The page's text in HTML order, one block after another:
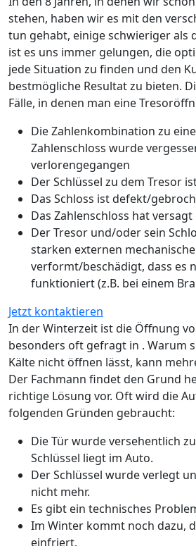
stehen, haben wir es mit den
tun gehabt, einige schwieriger als
ist es uns immer gelungen, die
jede Situation zu finden und den
bestmögliche Resultat zu bieten.
Fälle, in denen man eine
Die Zahlenkombination zu
Zahlenschloss wurde
verlorengegangen
Der Schlüssel zu dem Tresor
Das Schloss ist defekt/
Das Zahlenschloss hat versagt
Der Tresor und/oder sein
starken externen
verformt/beschädigt, dass es
funktioniert (z.B. bei einem
Jetzt kontaktieren
In der Winterzeit ist die Öffnung
besonders oft gefragt in . Warum
Kälte nicht öffnen lässt, kann
Der Fachmann findet den Grund
richtige Lösung vor. Oft wird die
folgenden Gründen gebraucht:
Die Tür wurde versehentlich
Schlüssel liegt im Auto.
Der Schlüssel wurde verlegt
nicht mehr.
Es gibt ein technisches
Im Winter kommt noch dazu,
einfriert.